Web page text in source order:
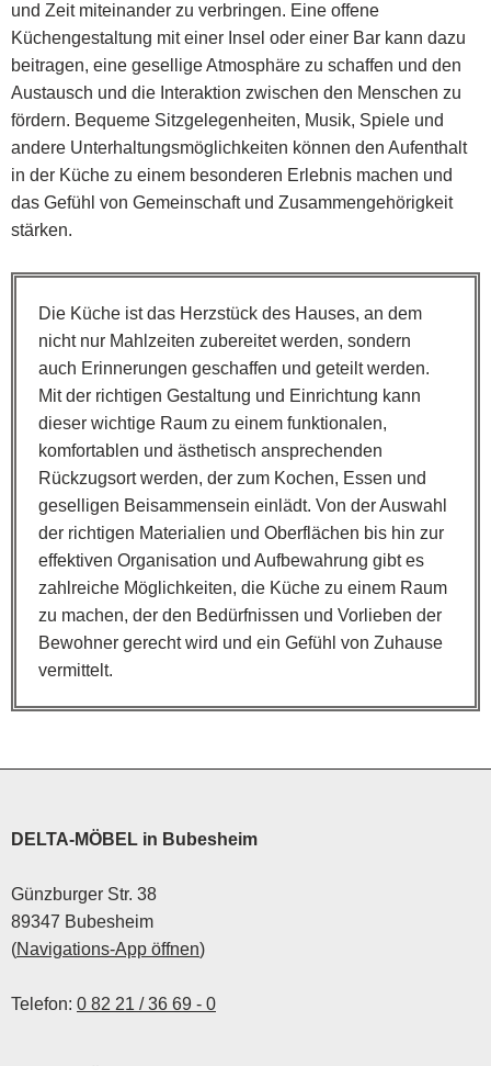
und Zeit miteinander zu verbringen. Eine offene
Küchengestaltung mit einer Insel oder einer Bar kann dazu
beitragen, eine gesellige Atmosphäre zu schaffen und den
Austausch und die Interaktion zwischen den Menschen zu
fördern. Bequeme Sitzgelegenheiten, Musik, Spiele und
andere Unterhaltungsmöglichkeiten können den Aufenthalt
in der Küche zu einem besonderen Erlebnis machen und
das Gefühl von Gemeinschaft und Zusammengehörigkeit
stärken.
Die Küche ist das Herzstück des Hauses, an dem
nicht nur Mahlzeiten zubereitet werden, sondern
auch Erinnerungen geschaffen und geteilt werden.
Mit der richtigen Gestaltung und Einrichtung kann
dieser wichtige Raum zu einem funktionalen,
komfortablen und ästhetisch ansprechenden
Rückzugsort werden, der zum Kochen, Essen und
geselligen Beisammensein einlädt. Von der Auswahl
der richtigen Materialien und Oberflächen bis hin zur
effektiven Organisation und Aufbewahrung gibt es
zahlreiche Möglichkeiten, die Küche zu einem Raum
zu machen, der den Bedürfnissen und Vorlieben der
Bewohner gerecht wird und ein Gefühl von Zuhause
vermittelt.
DELTA-MÖBEL in Bubesheim
Günzburger Str. 38
89347 Bubesheim
(Navigations-App öffnen)
Telefon: 0 82 21 / 36 69 - 0